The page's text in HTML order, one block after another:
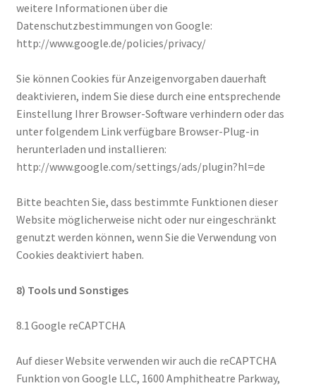
weitere Informationen über die
Datenschutzbestimmungen von Google:
http://www.google.de/policies/privacy/
Sie können Cookies für Anzeigenvorgaben dauerhaft
deaktivieren, indem Sie diese durch eine entsprechende
Einstellung Ihrer Browser-Software verhindern oder das
unter folgendem Link verfügbare Browser-Plug-in
herunterladen und installieren:
http://www.google.com/settings/ads/plugin?hl=de
Bitte beachten Sie, dass bestimmte Funktionen dieser
Website möglicherweise nicht oder nur eingeschränkt
genutzt werden können, wenn Sie die Verwendung von
Cookies deaktiviert haben.
8) Tools und Sonstiges
8.1 Google reCAPTCHA
Auf dieser Website verwenden wir auch die reCAPTCHA
Funktion von Google LLC, 1600 Amphitheatre Parkway,